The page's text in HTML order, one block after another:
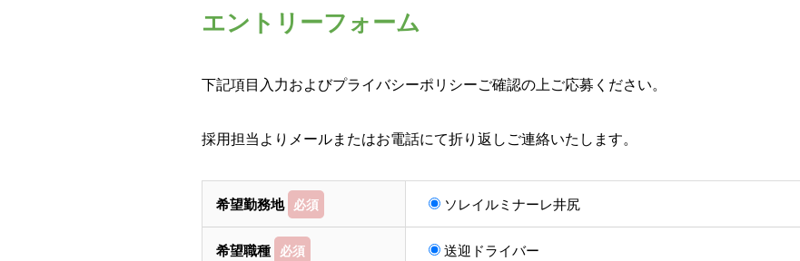
エントリーフォーム
下記項目入力およびプライバシーポリシーご確認の上ご応募ください。
採用担当よりメールまたはお電話にて折り返しご連絡いたします。
希望勤務地 必須 ソレイルミナーレ井尻
希望職種 必須 送迎ドライバー